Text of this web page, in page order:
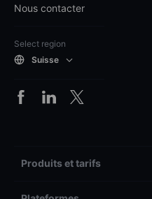
Nous contacter
Select region
Suisse
Produits et tarifs